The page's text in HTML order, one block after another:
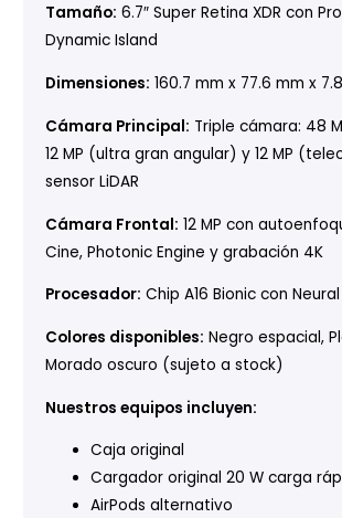
Tamaño: 6.7″ Super Retina XDR con
Dynamic Island
Dimensiones: 160.7 mm x 77.6 mm x
Cámara Principal: Triple cámara: 48
12 MP (ultra gran angular) y 12 MP
sensor LiDAR
Cámara Frontal: 12 MP con
Cine, Photonic Engine y grabación 4K
Procesador: Chip A16 Bionic con
Colores disponibles: Negro espacial,
Morado oscuro (sujeto a stock)
Nuestros equipos incluyen:
Caja original
Cargador original 20 W carga
AirPods alternativo